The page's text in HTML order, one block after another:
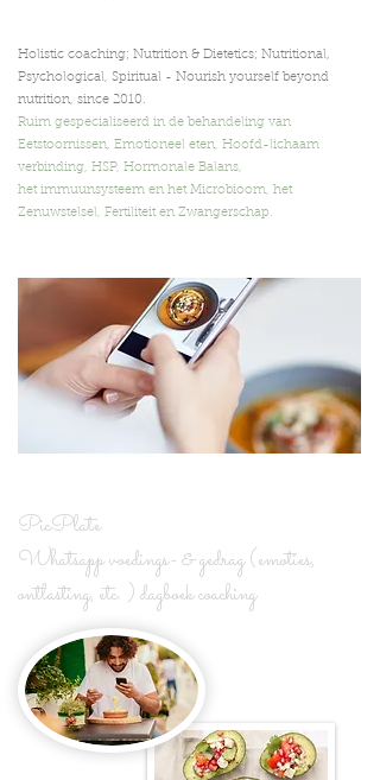
Holistic coaching; Nutrition & Dietetics; Nutritional,
Psychological, Spiritual - Nourish yourself beyond
nutrition, since 2010.
Ruim gespecialiseerd in de behandeling van
Eetstoornissen, Emotioneel eten, Hoofd-lichaam
verbinding, HSP, Hormonale Balans,
het immuunsysteem en het Microbioom, het
Zenuwstelsel, Fertiliteit en Zwangerschap.
PicPlate
Whatsapp voedings- & gedrag (emoties,
ontlasting, etc. ) dagboek coaching